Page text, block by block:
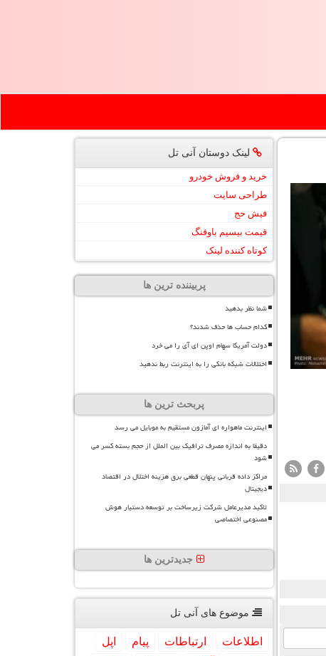
لینک دوستان آنی تل
خرید و فروش خودرو
طراحی سایت
فیش حج
قیمت بیسیم باوفنگ
کوتاه کننده لینک
پربیننده ترین ها
شما نظر بدهید
کدام حساب ها حذف شدند؟
دولت آمریکا سهام اوپن ای آی را می خرد
اختلالات شبکه بانکی را به اینترنت ربط ندهید
پربحث ترین ها
اینترنت ماهواره ای آمازون مستقیم به موبایل می رسد
دقیقا به اندازه مصرف ترافیک بین الملل از حجم بسته کسر می
شود
مراکز داده قربانی پنهان قطعی برق هزینه اختلال در اقتصاد
دیجیتال
تاکید مدیرعامل شرکت زیرساخت بر توسعه دستیار هوش
مصنوعی اختصاصی
جدیدترین ها
موضوع های آنی تل
اطلاعات ارتباطات پیام
اپل